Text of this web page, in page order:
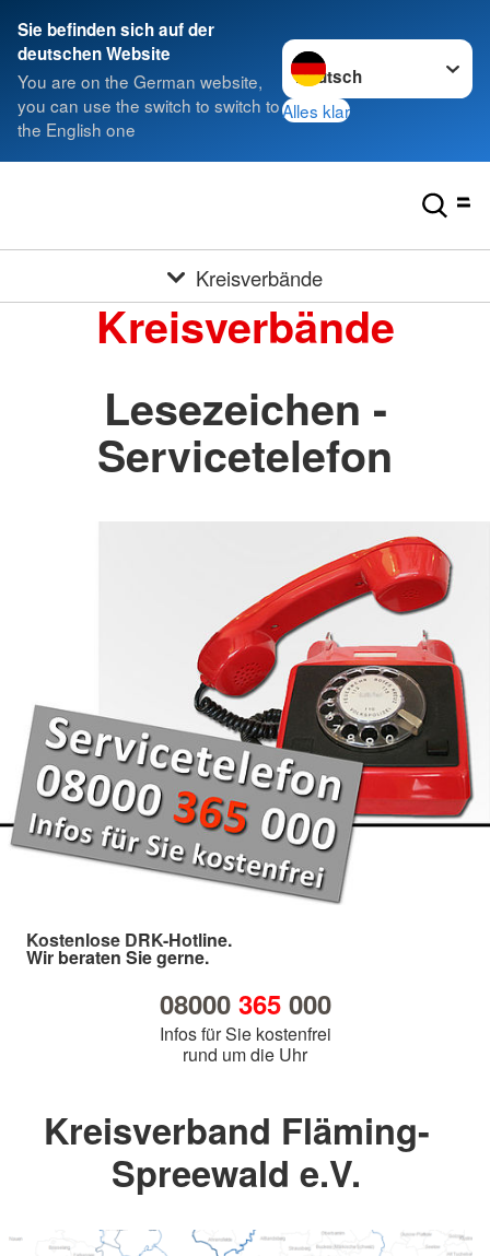
Sie befinden sich auf der
deutschen Website
You are on the German website,
you can use the switch to switch to
the English one
Sprache wechseln zu
Alles klar
Kreisverbände
Kreisverbände
Lesezeichen -
Servicetelefon
Kostenlose DRK-Hotline.
Wir beraten Sie gerne.
08000 365000
Infos für Sie kostenfrei
rund um die Uhr
Kreisverband Fläming-
Spreewald e.V.